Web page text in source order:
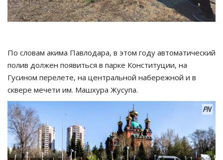
По словам акима Павлодара, в этом году автоматический
полив должен появиться в парке Конституции, на
Гусином перелете, на центральной набережной и в
сквере мечети им. Машхура Жусупа.